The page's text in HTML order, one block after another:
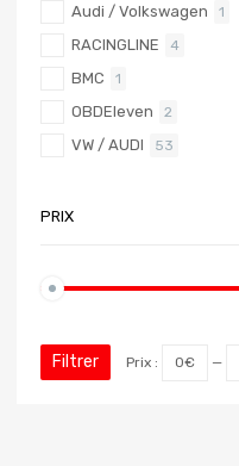
Audi / Volkswagen 1
RACINGLINE 4
BMC 1
OBDEleven 2
VW / AUDI 53
PRIX
Filtrer Prix : 0€ —